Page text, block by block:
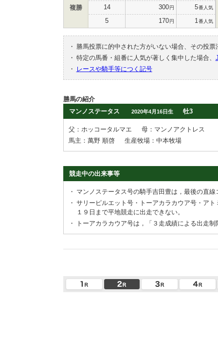
複勝 14 300円 5番人気
5 170円 1 番人気
・
勝馬投票に的中された方がいない場合、その投
・ 特定の馬番・組番に人気が著しく集中した場合、
・
レースや騎手等につく記号
勝馬の紹介
マンノステータス
2020年4月16日生 牡3
父：ホッコータルマエ
母：マンノアクトレス
馬主：萬野 順啓
生産牧場：中本牧場
競走中の出来事等
・ マンノステータス号の騎手吉田豊は，最後の直
・ サリーピルエット号・トーアカラカウア号・ア
１９日まで平地競走に出走できない。
・
トーアカラカウア号は，「３走成績による出走